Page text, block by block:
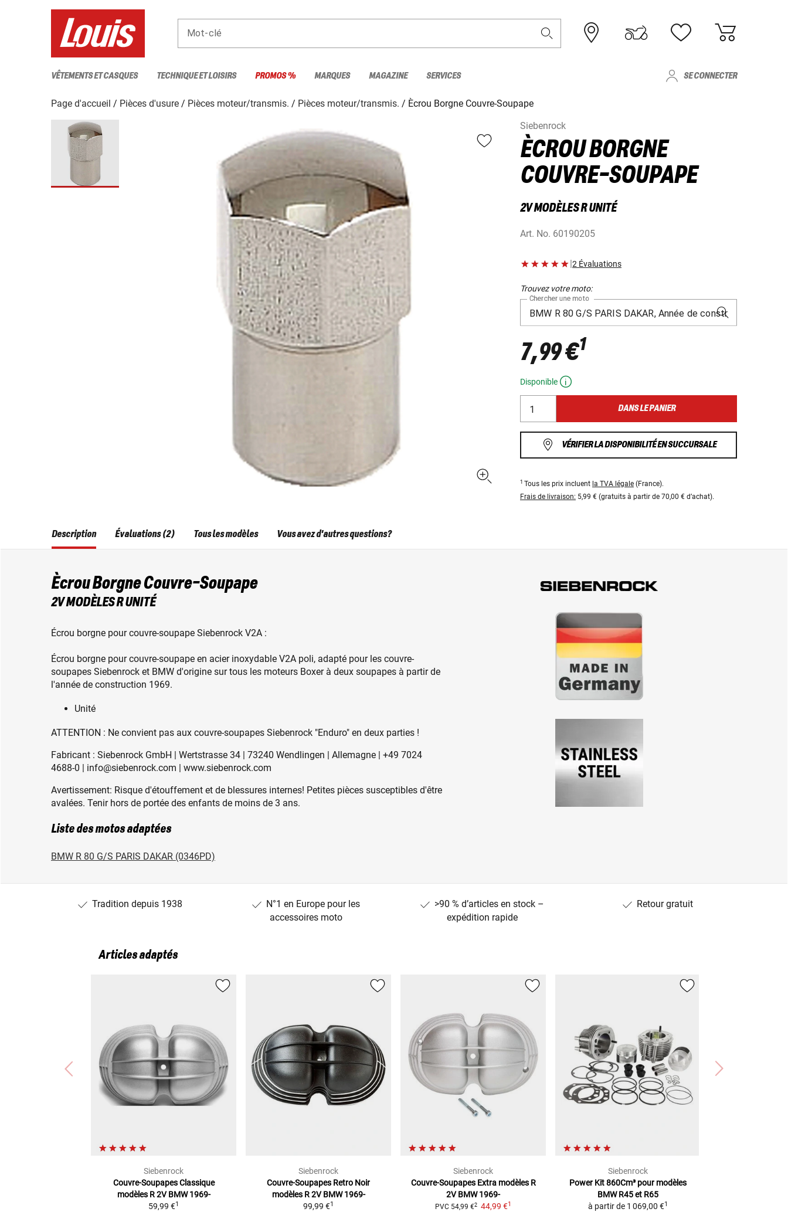
Mot-clé
VÊTEMENTS ET CASQUES TECHNIQUE ET LOISIRS PROMOS % MARQUES MAGAZINE SERVICES SE CONNECTER
Page d'accueil Pièces d'usure Pièces moteur/transmis. Pièces moteur/transmis.
Ècrou Borgne Couvre-Soupape
Siebenrock
ÈCROU BORGNE
COUVRE-SOUPAPE
2V MODÈLES R UNITÉ
Art. No. 60190205
|2 Évaluations
Trouvez votre moto:
Chercher une moto
7,99 €1
Disponible
DANS LE PANIER
VÉRIFIER LA DISPONIBILITÉ EN SUCCURSALE
1 Tous les prix incluent la TVA légale (France).
Frais de livraison: 5,99 € (gratuits à partir de 70,00 € d’achat).
Description
Ècrou Borgne Couvre-Soupape
2V MODÈLES R UNITÉ
Écrou borgne pour couvre-soupape Siebenrock V2A :
Écrou borgne pour couvre-soupape en acier inoxydable V2A poli, adapté pour les couvre-
soupapes Siebenrock et BMW d'origine sur tous les moteurs Boxer à deux soupapes à partir de
l'année de construction 1969.
Unité
ATTENTION : Ne convient pas aux couvre-soupapes Siebenrock "Enduro" en deux parties !
Fabricant : Siebenrock GmbH | Wertstrasse 34 | 73240 Wendlingen | Allemagne | +49 7024
4688-0 | info@siebenrock.com | www.siebenrock.com
Avertissement: Risque d'étouffement et de blessures internes! Petites pièces susceptibles d'être
avalées. Tenir hors de portée des enfants de moins de 3 ans.
Liste des motos adaptées
BMW R 80 G/S PARIS DAKAR (0346PD)
Évaluations (2) Tous les modèles Vous avez d'autres questions?
Tradition depuis 1938
N°1 en Europe pour les
accessoires moto
>90 % d’articles en stock –
expédition rapide
Retour gratuit
Articles adaptés
Siebenrock
Couvre-Soupapes Classique
modèles R 2V BMW 1969-
59,99 €1
Siebenrock
Couvre-Soupapes Retro Noir
modèles R 2V BMW 1969-
99,99 €1
Siebenrock
Couvre-Soupapes Extra modèles R
2V BMW 1969-
PVC 54,99 €2 44,99 €1
Siebenrock
Power Kit 860Cm³ pour modèles
BMW R45 et R65
à partir de 1 069,00 €1